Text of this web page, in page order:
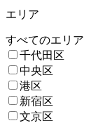
エリア
すべてのエリア
千代田区
中央区
港区
新宿区
文京区